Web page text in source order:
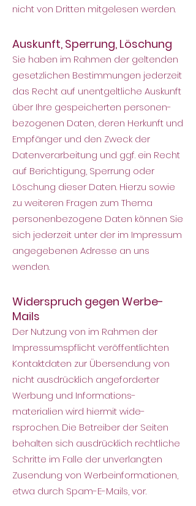
nicht von Dritten mitgelesen werden.
Auskunft, Sperrung, Löschung
Sie haben im Rahmen der geltenden
gesetzlichen Bestimmungen jederzeit
das Recht auf unentgeltliche Auskunft
über Ihre gespeicherten personen-
bezogenen Daten, deren Herkunft und
Empfänger und den Zweck der
Datenverarbeitung und ggf. ein Recht
auf Berichtigung, Sperrung oder
Löschung dieser Daten. Hierzu sowie
zu weiteren Fragen zum Thema
personenbezogene Daten können Sie
sich jederzeit unter der im Impressum
angegebenen Adresse an uns
wenden.
Widerspruch gegen Werbe-
Mails
Der Nutzung von im Rahmen der
Impressumspflicht veröffentlichten
Kontaktdaten zur Übersendung von
nicht ausdrücklich angeforderter
Werbung und Informations-
materialien wird hiermit wide-
rsprochen. Die Betreiber der Seiten
behalten sich ausdrücklich rechtliche
Schritte im Falle der unverlangten
Zusendung von Werbeinformationen,
etwa durch Spam-E-Mails, vor.